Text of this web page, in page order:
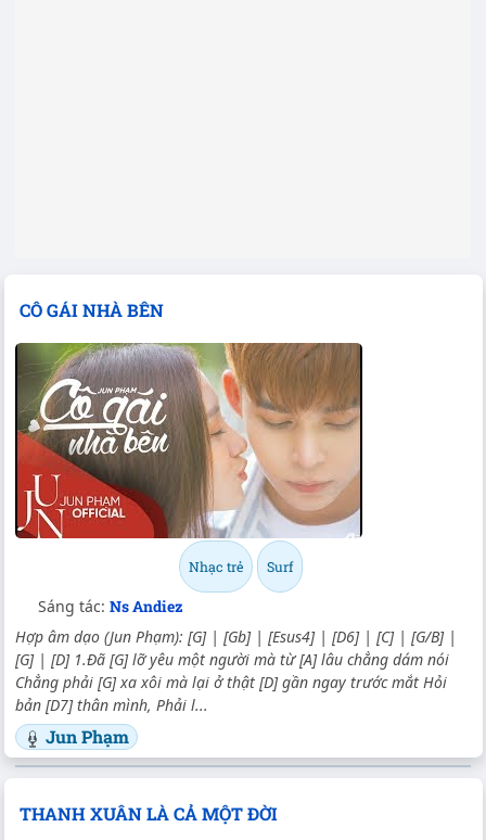
CÔ GÁI NHÀ BÊN
Nhạc trẻ Surf
Sáng tác: Ns Andiez
Hợp âm dạo (Jun Phạm): [G] | [Gb] | [Esus4] | [D6] | [C] | [G/B] |
[G] | [D] 1.Đã [G] lỡ yêu một người mà từ [A] lâu chẳng dám nói
Chẳng phải [G] xa xôi mà lại ở thật [D] gần ngay trước mắt Hỏi
bản [D7] thân mình, Phải l...
Jun Phạm
THANH XUÂN LÀ CẢ MỘT ĐỜI